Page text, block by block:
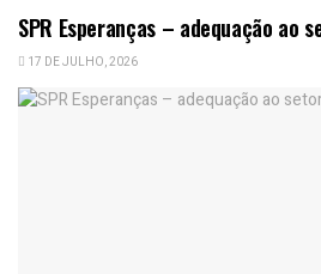
SPR Esperanças – adequação ao
17 DE JULHO, 2026